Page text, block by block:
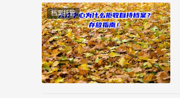
档案托管